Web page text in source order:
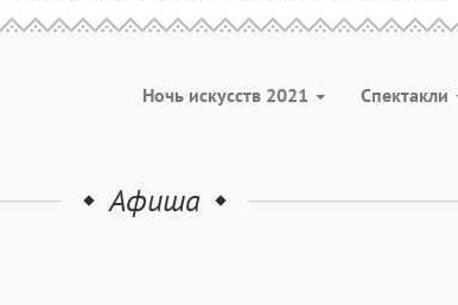
Ночь искусств 2021 Спектакли
Афиша